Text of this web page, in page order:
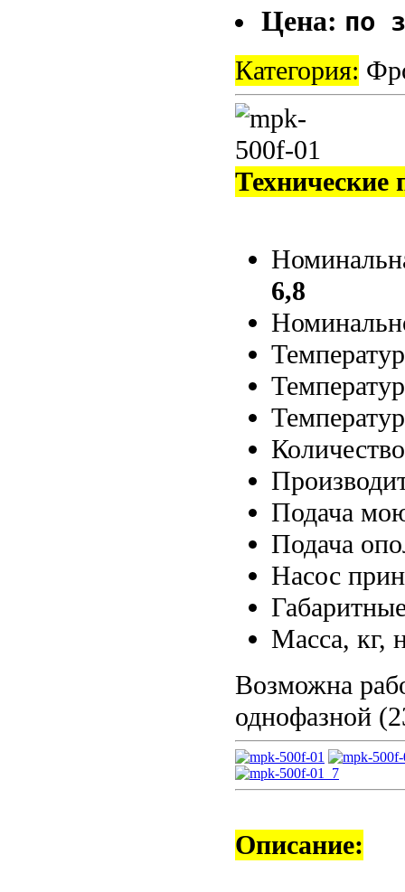
Цена: по
Категория:
Технические
6,8
Подача
Подача
Насос
Масса, кг,
Возможна
однофазной
Описание: